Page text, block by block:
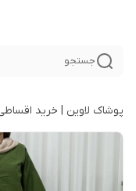
جستجو
پوشاک لاوین | خرید